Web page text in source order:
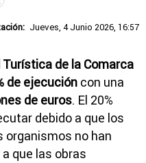
Jueves, 4 Junio 2026, 16:57
de la Comarca
de ejecución con una
de euros. El 20%
debido a que los
no han
que las obras